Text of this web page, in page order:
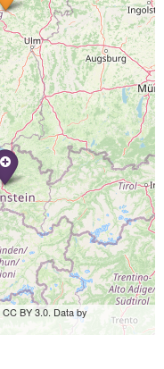
BY 3.0. Data by